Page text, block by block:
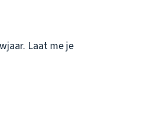
Laat me je